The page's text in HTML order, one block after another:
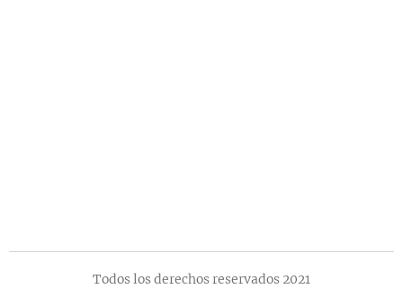
Todos los derechos reservados 2021